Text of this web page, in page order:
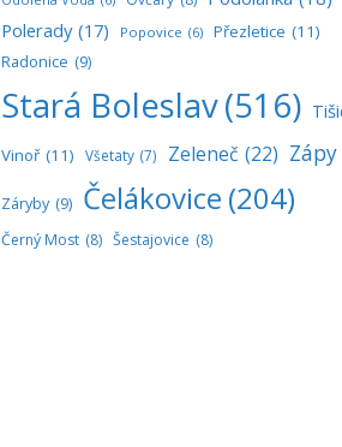
Polerady (17) Popovice (6) Přezletice (11)
Radonice (9)
Stará Boleslav(516)
Vinoř (11) Všetaty (7) Zeleneč (22) Zápy
Záryby (9) Čelákovice (204)
Černý Most (8) Šestajovice (8)